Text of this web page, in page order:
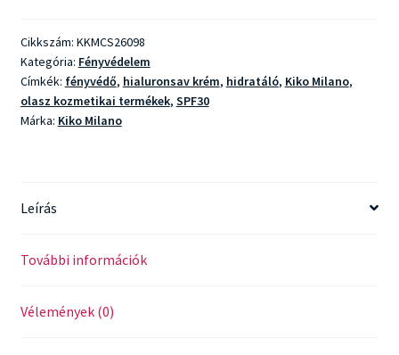
SPF
30
mennyiség
Cikkszám: KKMCS26098
Kategória: Fényvédelem
Címkék: fényvédő, hialuronsav krém, hidratáló, Kiko Milano,
olasz kozmetikai termékek, SPF30
Márka: Kiko Milano
Leírás
További információk
Vélemények (0)